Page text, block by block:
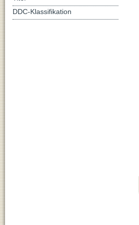
DDC-Klassifikation